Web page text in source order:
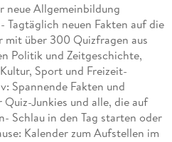
neue Allgemeinbildung
neuen Fakten auf die
mit über 300 Quizfragen aus
Politik und Zeitgeschichte,
Sport und Freizeit-
Spannende Fakten und
Junkies und alle, die auf
Schlau in den Tag starten oder
Kalender zum Aufstellen im